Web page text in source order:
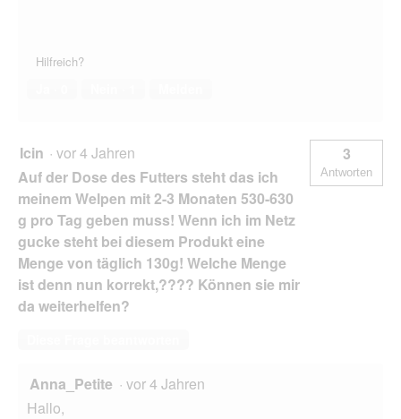
Hilfreich?
Icin · vor 4 Jahren
Auf der Dose des Futters steht das ich
meinem Welpen mit 2-3 Monaten 530-630
g pro Tag geben muss! Wenn ich im Netz
gucke steht bei diesem Produkt eine
Menge von täglich 130g! Welche Menge
ist denn nun korrekt,???? Können sie mir
da weiterhelfen?
3
Antworten
Anna_Petite · vor 4 Jahren
Hallo,